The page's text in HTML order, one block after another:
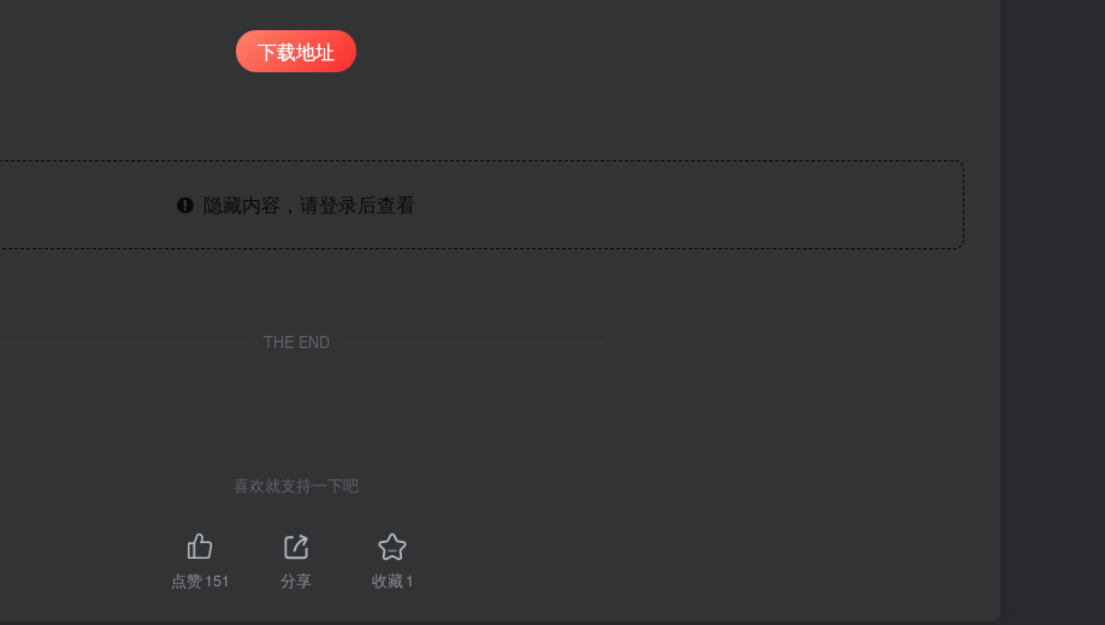
下载地址
隐藏内容，请登录后查看
THE END
喜欢就支持一下吧
点赞151 分享 收藏1